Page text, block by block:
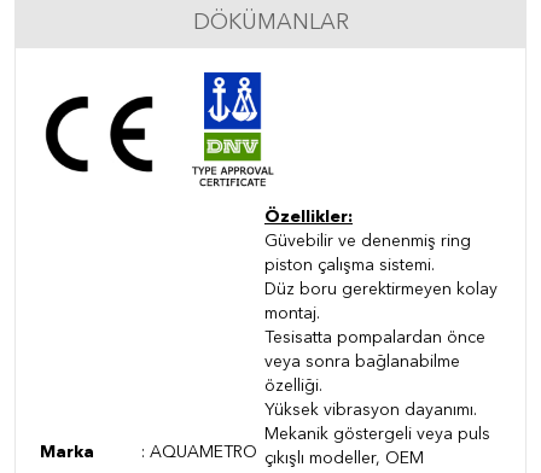
DÖKÜMANLAR
Marka : AQUAMETRO
Özellikler:
Güvebilir ve denenmiş ring
piston çalışma sistemi.
Düz boru gerektirmeyen kolay
montaj.
Tesisatta pompalardan önce
veya sonra bağlanabilme
özelliği.
Yüksek vibrasyon dayanımı.
Mekanik göstergeli veya puls
çıkışlı modeller, OEM